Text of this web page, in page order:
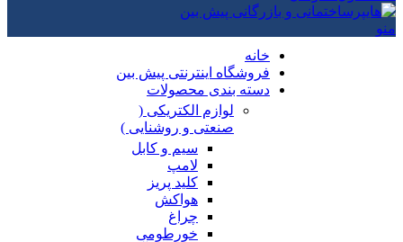
منو
خانه
فروشگاه اینترنتی پیش بین
دسته بندی محصولات
لوازم الکتریکی (
صنعتی و روشنایی )
سیم و کابل
لامپ
کلید پریز
هواکش
چراغ
خورطومی